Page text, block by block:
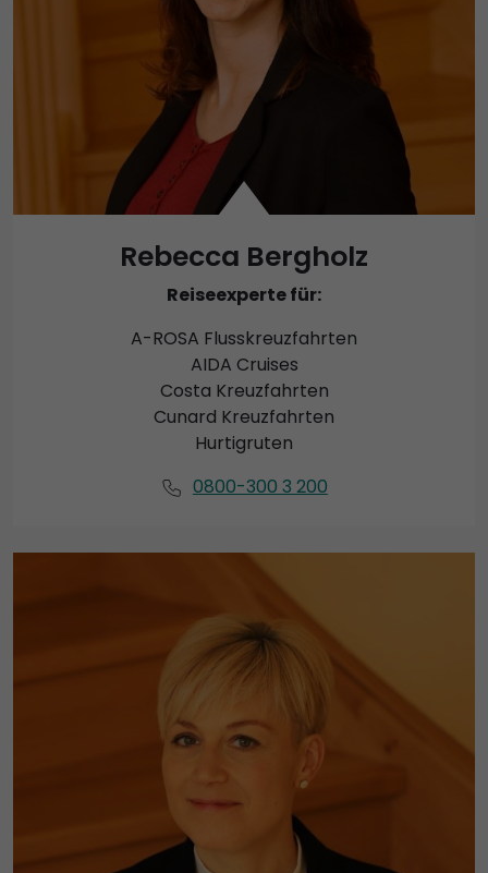
Rebecca Bergholz
Reiseexperte für:
A-ROSA Flusskreuzfahrten
AIDA Cruises
Costa Kreuzfahrten
Cunard Kreuzfahrten
Hurtigruten
0800-300 3 200